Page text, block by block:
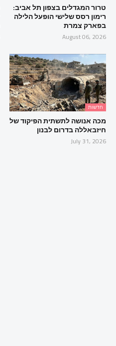
טרור המגדלים בצפון תל אביב:
רימון רסס שלישי הופעל הלילה
בפארק צמרת
August 06, 2026
חדשות
מכה אנושה לתשתית הפיקוד של
חיזבאללה בדרום לבנון
July 31, 2026